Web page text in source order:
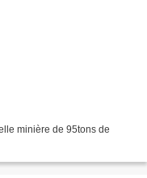
minière de 95tons de